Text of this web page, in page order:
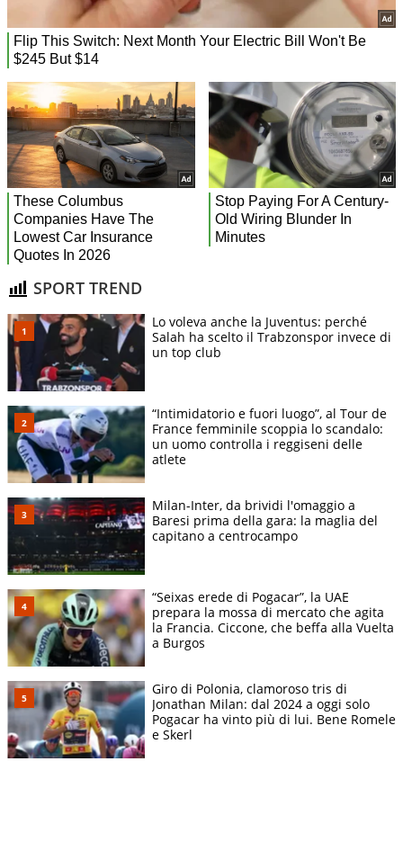
SPORT TREND
Lo voleva anche la Juventus: perché
Salah ha scelto il Trabzonspor invece di
un top club
“Intimidatorio e fuori luogo”, al Tour de
France femminile scoppia lo scandalo:
un uomo controlla i reggiseni delle
atlete
Milan-Inter, da brividi l'omaggio a
Baresi prima della gara: la maglia del
capitano a centrocampo
“Seixas erede di Pogacar”, la UAE
prepara la mossa di mercato che agita
la Francia. Ciccone, che beffa alla Vuelta
a Burgos
Giro di Polonia, clamoroso tris di
Jonathan Milan: dal 2024 a oggi solo
Pogacar ha vinto più di lui. Bene Romele
e Skerl